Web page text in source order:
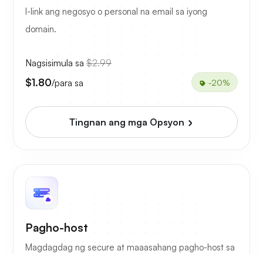
I-link ang negosyo o personal na email sa iyong
domain.
Nagsisimula sa $2.99
$1.80/para sa -20%
Tingnan ang mga Opsyon
Pagho-host
Magdagdag ng secure at maaasahang pagho-host sa